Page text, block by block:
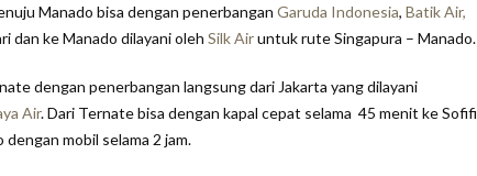
Manado bisa dengan penerbangan Garuda Indonesia, Batik Air,
dan ke Manado dilayani oleh Silk Airuntuk rute Singapura – Manado.
dengan penerbangan langsung dari Jakarta yang dilayani
Air. Dari Ternate bisa dengan kapal cepat selama 45 menit ke Sofifi
mobil selama 2 jam.